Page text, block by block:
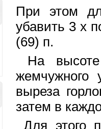
При этом
убавить 3 х
(69) п.
На
жемчужного
выреза
затем в
Для этого